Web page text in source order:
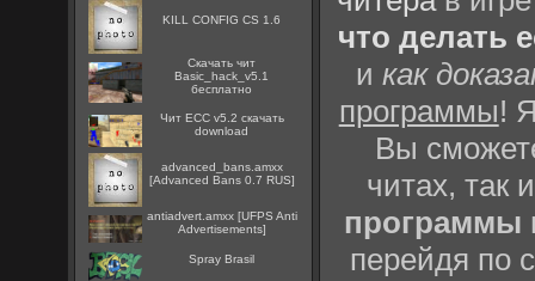
KILL CONFIG CS 1.6
Скачать чит
Basic_hack_v5.1
бесплатно
Чит ECC v5.2 скачать
download
advanced_bans.amxx
[Advanced Bans 0.7 RUS]
antiadvert.amxx [UFPS Anti
Advertisements]
Spray Brasil
что делать
икак
программы!
Вы
читах, так
программы
перейдя по